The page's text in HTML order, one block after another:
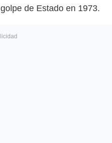
de Estado en 1973.